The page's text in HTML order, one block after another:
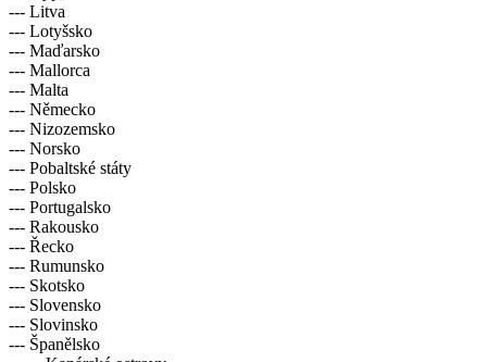
--- Litva
--- Lotyšsko
--- Maďarsko
--- Mallorca
--- Malta
--- Německo
--- Nizozemsko
--- Norsko
--- Pobaltské státy
--- Polsko
--- Portugalsko
--- Rakousko
--- Řecko
--- Rumunsko
--- Skotsko
--- Slovensko
--- Slovinsko
--- Španělsko